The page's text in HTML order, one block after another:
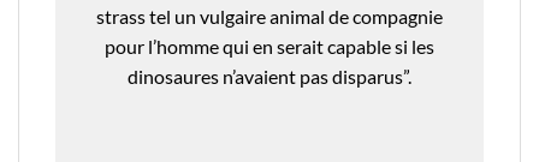
strass tel un vulgaire animal de compagnie
pour l’homme qui en serait capable si les
dinosaures n’avaient pas disparus”.